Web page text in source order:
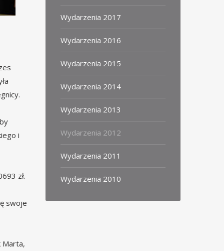
i
zł.
swoje
Marta,
Wydarzenia 2017
Wydarzenia 2016
Wydarzenia 2015
Wydarzenia 2014
Wydarzenia 2013
Wydarzenia 2012
Wydarzenia 2011
Wydarzenia 2010